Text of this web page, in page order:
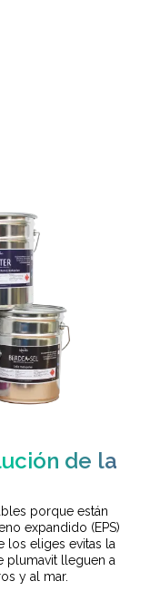
de la
porque están
expandido (EPS)
los eliges evitas la
plumavit lleguen a
y al mar.